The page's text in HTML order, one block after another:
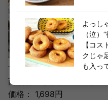
商品名：キャラメルフラン
価格： 1,698円
よっし
（泣）
【コ
クじゃ
も入っ